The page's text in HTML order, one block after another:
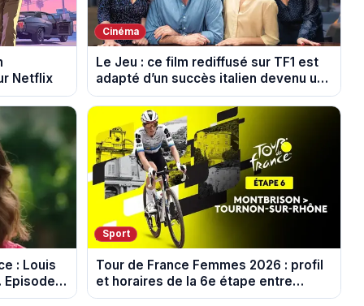
Netflix
Cinéma
Le Jeu : ce film rediffusé sur TF1 est
adapté d’un succès italien devenu un
phénomène mondial
: Louis
Episode
Sport
Tour de France Femmes 2026 : profil
et horaires de la 6e étape entre
Montbrison et Tournon-sur-Rhône